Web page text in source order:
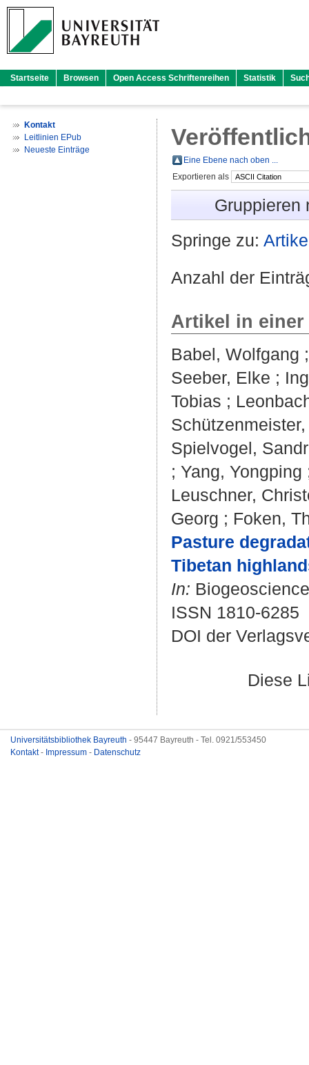
Startseite Browsen Open Access Schriftenreihen Statistik
Kontakt
Leitlinien EPub
Neueste Einträge
Eine Ebene nach oben ...
Exportieren als
Gruppieren
Springe zu:
Anzahl der
Artikel in
Babel, Wolfgang
Seeber, Elke ;
Tobias ;
Spielvogel,
; Yang, Yongping
Leuschner,
Georg ; Foken,
Pasture
Tibetan
In:
ISSN 1810-6285
DOI der
Diese
Universitätsbibliothek Bayreuth - 95447 Bayreuth - Tel. 0921/553450
Kontakt- Impressum - Datenschutz